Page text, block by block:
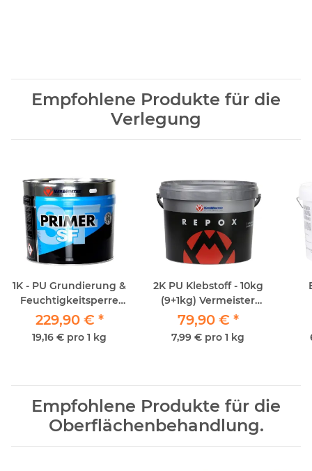
Empfohlene Produkte für die
Verlegung
1K - PU Grundierung &
Feuchtigkeitsperre
Vermeister Primer SF
12kg
229,90 € *
19,16 € pro 1 kg
2K PU Klebstoff - 10kg
(9+1kg) Vermeister
Repox
79,90 € *
7,99 € pro 1 kg
Empfohlene Produkte für die
Oberflächenbehandlung.